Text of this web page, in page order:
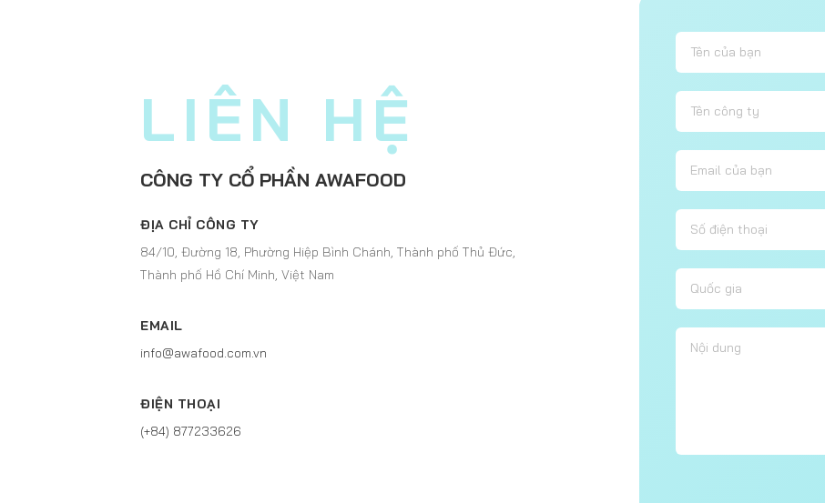
LIÊN HỆ
CÔNG TY CỔ PHẦN AWAFOOD
ĐỊA CHỈ CÔNG TY
84/10, Đường 18, Phường Hiệp Bình Chánh, Thành phố Thủ Đức,
Thành phố Hồ Chí Minh, Việt Nam
EMAIL
info@awafood.com.vn
ĐIỆN THOẠI
(+84) 877233626